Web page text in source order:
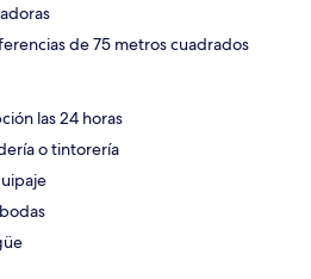
de 75 metros cuadrados
las 24 horas
o tintorería